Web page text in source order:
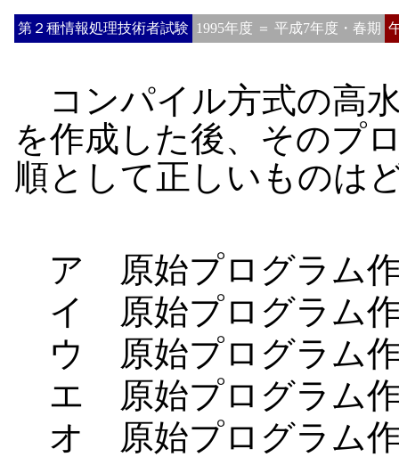
第２種情報処理技術者試験 1995年度 ＝ 平成7年度・春期
コンパイル方式の高
を作成した後、そのプ
順として正しいものは
ア 原始プログラム
イ 原始プログラム
ウ 原始プログラム
エ 原始プログラム
オ 原始プログラム